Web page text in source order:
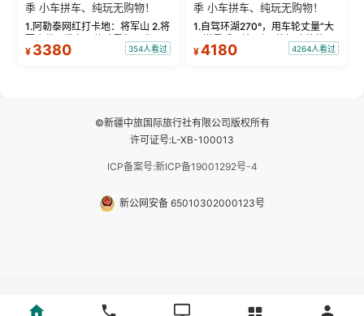
季 小车拼车、纯玩无购物！
1.阿勒泰网红打卡地：将军山 2.将
军山落日缆车，体验雪都风光 3.
将军山，夕阳派对，蹦迪party 4.
¥ 3380 354人看过
季 小车拼车、纯玩无购物！
1.自驾环湖270°，用车轮丈量“大
西洋最后一滴眼泪”的极致蔚蓝，
让雪山、花海与深邃湖水在转弯
¥4180 4264人看过
©新疆中旅国际旅行社有限公司版权所有
许可证号:L-XB-100013
ICP备案号:新ICP备19001292号-4
新公网安备 65010302000123号